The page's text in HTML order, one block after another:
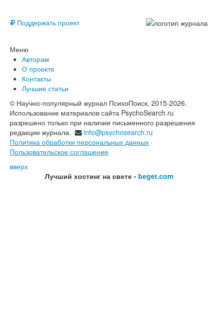
Поддержать проект
Меню
Авторам
О проекте
Контакты
Лучшие статьи
© Научно-популярный журнал ПсихоПоиск, 2015-2026.
Использование материалов сайта PsychoSearch.ru
разрешено только при наличии письменного разрешения
редакции журнала.
info@psychosearch.ru
Политика обработки персональных данных ·
Пользовательское соглашение
вверх
Лучший хостинг на свете - beget.com